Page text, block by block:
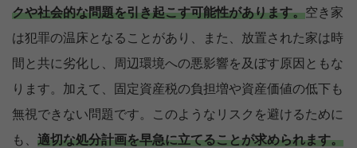
クや社会的な問題を引き起こす可能性があります。空き家
は犯罪の温床となることがあり、また、放置された家は時
間と共に劣化し、周辺環境への悪影響を及ぼす原因ともな
ります。加えて、固定資産税の負担増や資産価値の低下も
無視できない問題です。このようなリスクを避けるために
も、 適切な処分計画を早急に立てることが求められます。